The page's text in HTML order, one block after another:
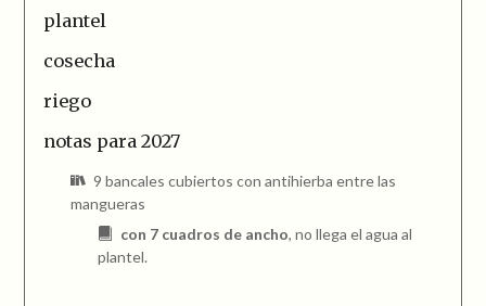
plantel
cosecha
riego
notas para 2027
9 bancales cubiertos con antihierba entre las
mangueras
con 7 cuadros de ancho, no llega el agua al
plantel.